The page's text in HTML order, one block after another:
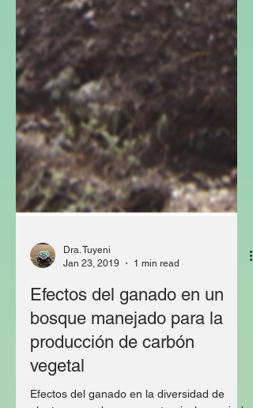
Dra. Tuyeni
Efectos del ganado en un
bosque manejado para la
producción de carbón
vegetal